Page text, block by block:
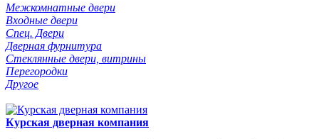
Межкомнатные двери
Входные двери
Спец. Двери
Дверная фурнитура
Стеклянные двери, витрины
Перегородки
Другое
Курская дверная компания